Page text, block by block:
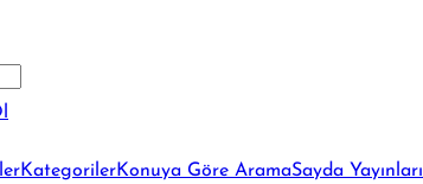
KategorilerKonuya Göre AramaSayda Yayınları